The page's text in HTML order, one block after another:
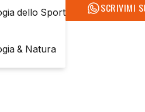
dello Sport
& Natura
SCRIVIMI